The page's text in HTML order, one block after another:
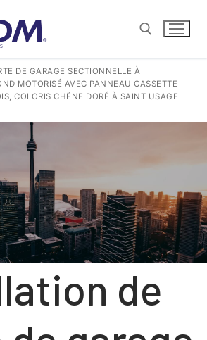
Rechercher :
?
LA TERRE
DE GARAGE SECTIONNELLE À
MOTORISÉ AVEC PANNEAU CASSETTE
COLORIS CHÊNE DORÉ À SAINT USAGE
de